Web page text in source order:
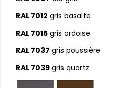
RAL 7012 gris basalte
RAL 7015 gris ardoise
RAL 7037 gris poussière
RAL 7039 gris quartz